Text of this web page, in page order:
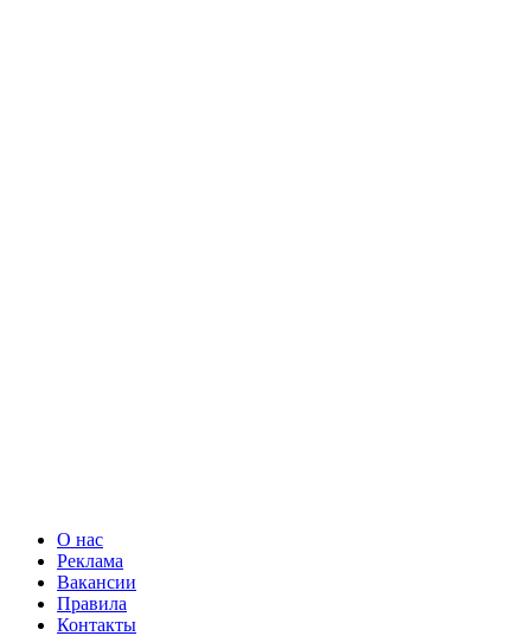
О нас
Реклама
Вакансии
Правила
Контакты